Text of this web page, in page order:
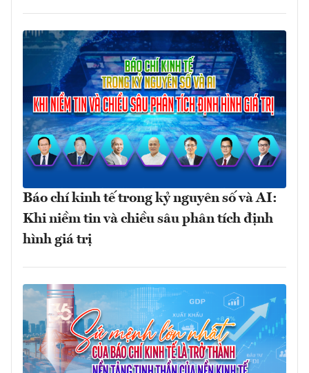
Báo chí kinh tế trong kỷ nguyên số và AI:
Khi niềm tin và chiều sâu phân tích định
hình giá trị